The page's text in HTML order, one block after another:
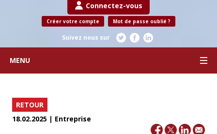
Connectez-vous
Créer votre compte Mot de passe oublié ?
Suivez nous sur
MENU
RETOUR
18.02.2025 | Entreprise